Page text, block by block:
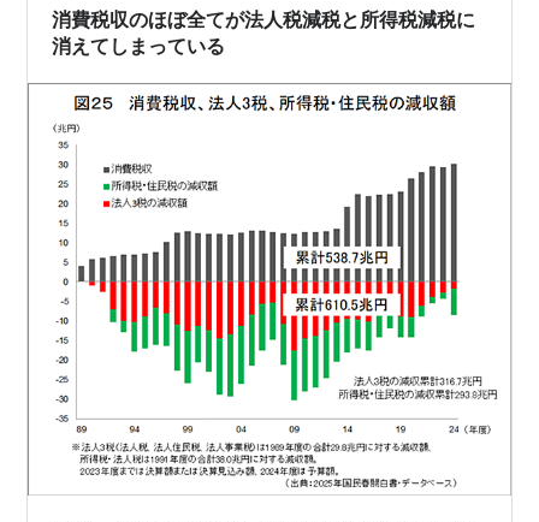
型の社会保障制度を段階的に目指していくことは企業と
家族が個人を支えられなくなった現在の日本にとって…
消費税収のほぼ全てが法人税減税と所得税減税に
消えてしまっている